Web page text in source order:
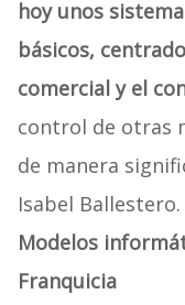
hoy unos
básicos,
comercial y el
control de otras
de manera
Isabel Ballestero.
Modelos
Franquicia